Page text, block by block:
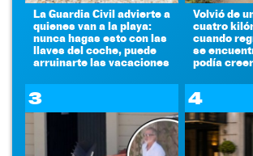
La Guardia Civil advierte a
quienes van a la playa:
nunca hagas esto con las
llaves del coche, puede
arruinarte las vacaciones
Volvió de
cuatro
cuando
se
podía
3 4